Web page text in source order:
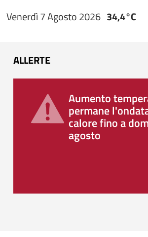
Venerdì 7 Agosto 2026 34,4°C
ALLERTE
Aumento
permane
calore fino a
agosto